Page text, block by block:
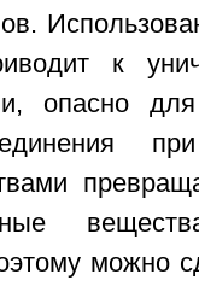
к
опасно
можно